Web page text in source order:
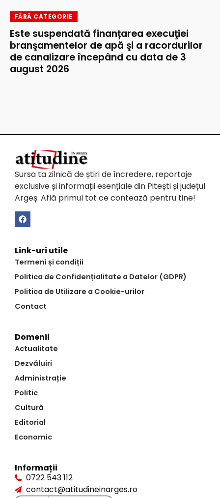
FĂRĂ CATEGORIE
Este suspendată finanțarea execuţiei
branşamentelor de apă şi a racordurilor
de canalizare începând cu data de 3
august 2026
Sursa ta zilnică de știri de încredere, reportaje
exclusive și informații esențiale din Pitești și județul
Argeș. Află primul tot ce contează pentru tine!
Link-uri utile
Termeni și condiții
Politica de Confidențialitate a Datelor (GDPR)
Politica de Utilizare a Cookie-urilor
Contact
Domenii
Actualitate
Dezvăluiri
Administrație
Politic
Cultură
Editorial
Economic
Informații
0722 543 112
contact@atitudineinarges.ro